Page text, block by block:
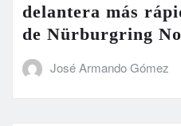
delantera más
de Nürburgring
José Armando Gómez